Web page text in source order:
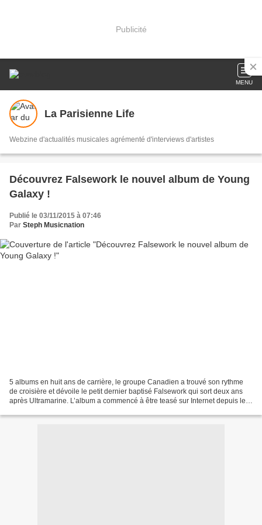
Publicité
MENU
La Parisienne Life
Webzine d'actualités musicales agrémenté d'interviews d'artistes
Découvrez Falsework le nouvel album de Young
Galaxy !
Publié le 03/11/2015 à 07:46
Par Steph Musicnation
5 albums en huit ans de carrière, le groupe Canadien a trouvé son rythme
de croisière et dévoile le petit dernier baptisé Falsework qui sort deux ans
après Ultramarine. L’album a commencé à être teasé sur Internet depuis le